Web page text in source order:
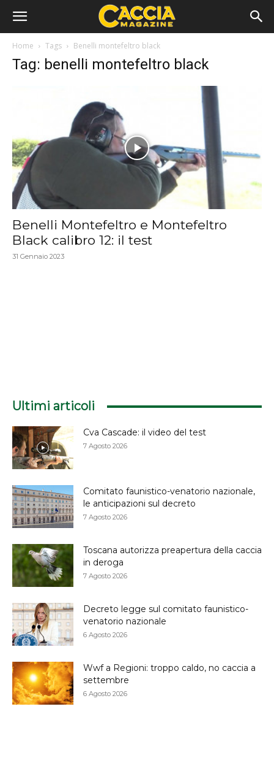
Home Tags Benelli montefeltro black
Tag: benelli montefeltro black
Benelli Montefeltro e Montefeltro
Black calibro 12: il test
31 Gennaio 2023
Ultimi articoli
Cva Cascade: il video del test
7 Agosto 2026
Comitato faunistico-venatorio nazionale,
le anticipazioni sul decreto
7 Agosto 2026
Toscana autorizza preapertura della caccia
in deroga
7 Agosto 2026
Decreto legge sul comitato faunistico-
venatorio nazionale
6 Agosto 2026
Wwf a Regioni: troppo caldo, no caccia a
settembre
6 Agosto 2026